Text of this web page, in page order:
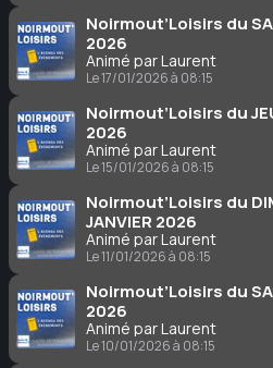
Noirmout’Loisirs du
2026
Animé par Laurent
Le 17/01/2026 à 08:15
Noirmout’Loisirs du
2026
Animé par Laurent
Le 15/01/2026 à 08:15
Noirmout’Loisirs du
JANVIER 2026
Animé par Laurent
Le 11/01/2026 à 08:15
Noirmout’Loisirs du
2026
Animé par Laurent
Le 10/01/2026 à 08:15